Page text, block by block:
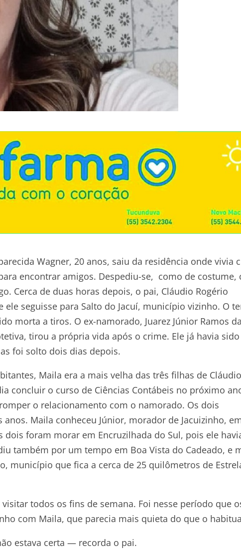
Wagner, 20 anos, saiu da residência onde vivia
encontrar amigos. Despediu-se, como de costume,
Cerca de duas horas depois, o pai, Cláudio Rogério
seguisse para Salto do Jacuí, município vizinho. O
morta a tiros. O ex-namorado, Juarez Júnior Ramos
tirou a própria vida após o crime. Ele já havia sido
foi solto dois dias depois.
Maila era a mais velha das três filhas de
concluir o curso de Ciências Contábeis no próximo
o relacionamento com o namorado. Os dois
Maila conheceu Júnior, morador de Jacuizinho,
dois foram morar em Encruzilhada do Sul, pois ele
também por um tempo em Boa Vista do Cadeado, e
município que fica a cerca de 25 quilômetros de
todos os fins de semana. Foi nesse período que
com Maila, que parecia mais quieta do que o
estava certa — recorda o pai.